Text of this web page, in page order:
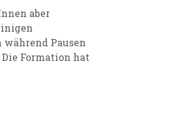
aber
Pausen
Formation hat